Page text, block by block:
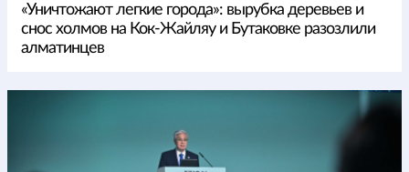
«Уничтожают легкие города»: вырубка деревьев и
снос холмов на Кок-Жайляу и Бутаковке разозлили
алматинцев